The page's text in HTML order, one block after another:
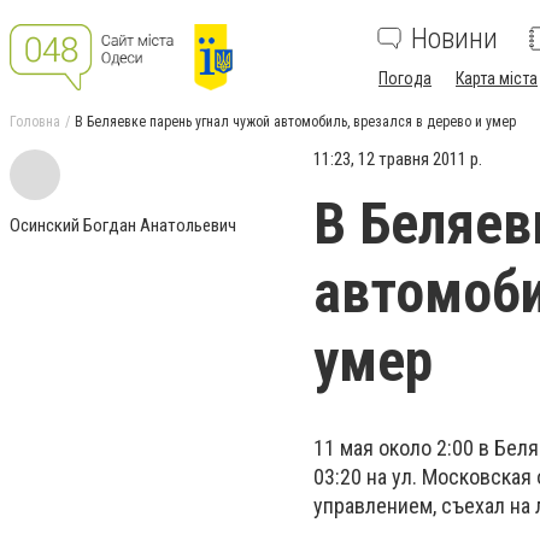
Новини
Погода Карта міста
Головна В Беляевке парень угнал чужой автомобиль, врезался в дерево и умер
Осинский Богдан Анатольевич
11:23, 12 травня 2011 р.
В
умер
11 мая около 2:00 в
03:20 на ул.
управлением, съехал